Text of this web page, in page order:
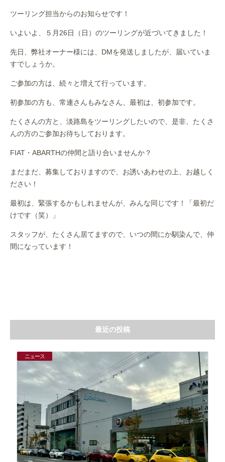
ツーリング担当からのお知らせです！
いよいよ、５月26日（日）のツーリングが近づいてきました！
先日、弊社オーナー様には、DMを発送しましたが、届いていま
すでしょうか。
ご参加の方は、続々と増えて行っています。
初参加の方も、常連さんもみなさん、最初は、初参加です。
たくさんの方と、淡路島をツーリングしたいので、是非、たくさ
んの方のご参加お待ちしております。
FIAT・ABARTHの仲間と語り合いませんか？
まだまだ、募集しておりますので、お誘いあわせの上、お越しく
ださい！
最初は、緊張するかもしれませんが、みんな同じです！「最初だ
けです（笑）」
スタッフが、たくさん居てますので、いつの間にか馴染んで、仲
間になっています！
最近の投稿
ニュース